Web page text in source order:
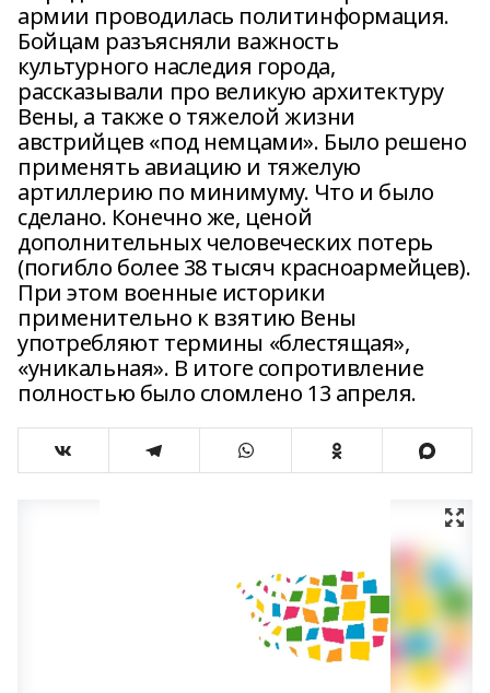
армии проводилась политинформация.
Бойцам разъясняли важность
культурного наследия города,
рассказывали про великую архитектуру
Вены, а также о тяжелой жизни
австрийцев «под немцами». Было решено
применять авиацию и тяжелую
артиллерию по минимуму. Что и было
сделано. Конечно же, ценой
дополнительных человеческих потерь
(погибло более 38 тысяч красноармейцев).
При этом военные историки
применительно к взятию Вены
употребляют термины «блестящая»,
«уникальная». В итоге сопротивление
полностью было сломлено 13 апреля.